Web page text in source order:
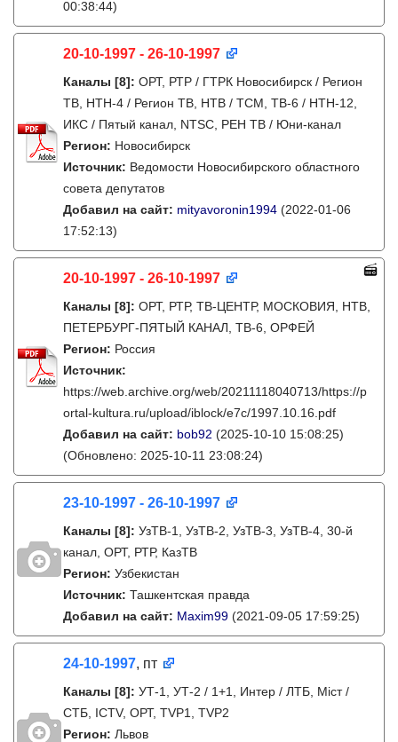
00:38:44)
20-10-1997 - 26-10-1997
Каналы [8]: ОРТ, РТР / ГТРК Новосибирск / Регион
ТВ, НТН-4 / Регион ТВ, НТВ / ТСМ, ТВ-6 / НТН-12,
ИКС / Пятый канал, NTSC, РЕН ТВ / Юни-канал
Регион: Новосибирск
Источник: Ведомости Новосибирского областного
совета депутатов
Добавил на сайт: mityavoronin1994 (2022-01-06
17:52:13)
20-10-1997 - 26-10-1997
Каналы [8]: ОРТ, РТР, ТВ-ЦЕНТР, МОСКОВИЯ, НТВ,
ПЕТЕРБУРГ-ПЯТЫЙ КАНАЛ, ТВ-6, ОРФЕЙ
Регион: Россия
Источник:
https://web.archive.org/web/20211118040713/https://p
ortal-kultura.ru/upload/iblock/e7c/1997.10.16.pdf
Добавил на сайт: bob92 (2025-10-10 15:08:25)
(Обновлено: 2025-10-11 23:08:24)
23-10-1997 - 26-10-1997
Каналы [8]: УзТВ-1, УзТВ-2, УзТВ-3, УзТВ-4, 30-й
канал, ОРТ, РТР, КазТВ
Регион: Узбекистан
Источник: Ташкентская правда
Добавил на сайт: Maxim99 (2021-09-05 17:59:25)
24-10-1997, пт
Каналы [8]: УТ-1, УТ-2 / 1+1, Интер / ЛТБ, Міст /
СТБ, ICTV, ОРТ, TVP1, TVP2
Регион: Львов